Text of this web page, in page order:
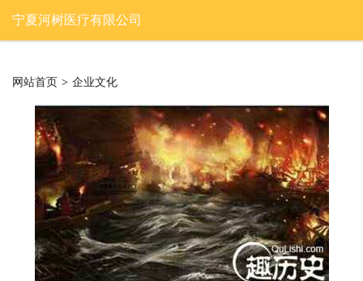
宁夏河树医疗有限公司
网站首页 > 企业文化